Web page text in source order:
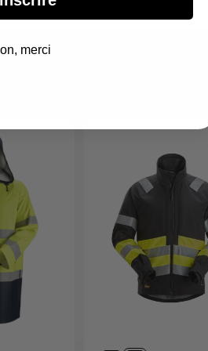
merci